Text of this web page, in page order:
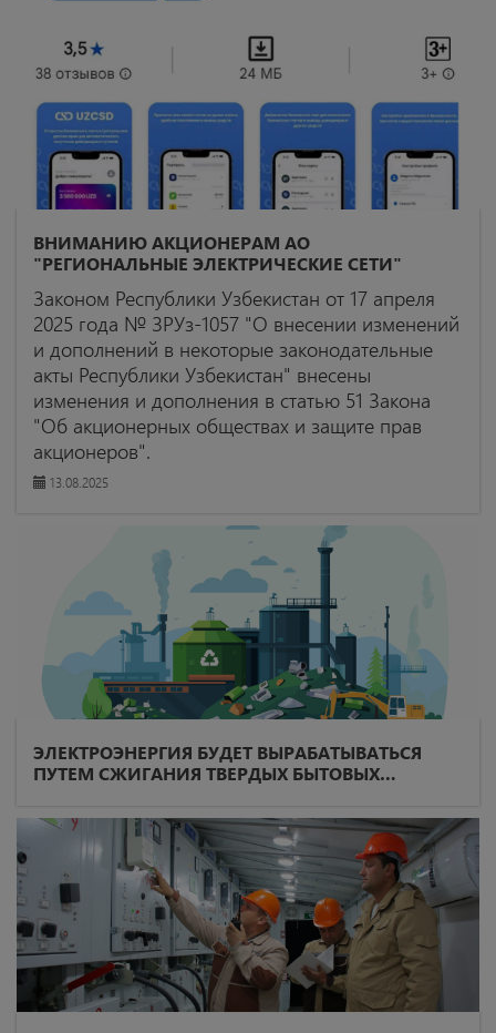
ВНИМАНИЮ АКЦИОНЕРАМ АО
"РЕГИОНАЛЬНЫЕ ЭЛЕКТРИЧЕСКИЕ СЕТИ"
Законом Республики Узбекистан от 17 апреля
2025 года № ЗРУз-1057 "О внесении изменений
и дополнений в некоторые законодательные
акты Республики Узбекистан" внесены
изменения и дополнения в статью 51 Закона
"Об акционерных обществах и защите прав
акционеров".
13.08.2025
ЭЛЕКТРОЭНЕРГИЯ БУДЕТ ВЫРАБАТЫВАТЬСЯ
ПУТЕМ СЖИГАНИЯ ТВЕРДЫХ БЫТОВЫХ